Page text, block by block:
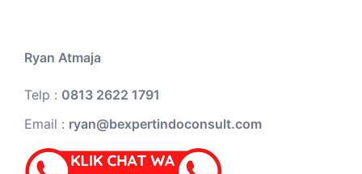
Ryan Atmaja
Telp : 0813 2622 1791
Email : ryan@bexpertindoconsult.com